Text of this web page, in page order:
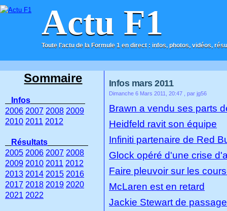
Actu F1
Toute l'actu de la Formule 1 en direct : infos, photos, vidéos,
ACCUEIL CONTACT
Infos mars 2011
Dimanche 6 Mars 2011, 20:47 , par jg56
Brawn a vendu ses parts
Heidfeld ravit son équipe
Infiniti partenaire de Red
Glock opéré d'une crise
Faire pleuvoir sur les
McLaren est en retard
Jackie Stewart de
Sommaire
Infos
2006 2007 2008 2009
2010 2011 2012
Résultats
2005 2006 2007 2008
2009 2010 2011 2012
2013 2014 2015 2016
2017 2018 2019 2020
2021 2022